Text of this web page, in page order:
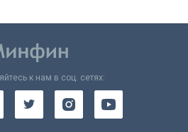
к нам в соц. сетях: